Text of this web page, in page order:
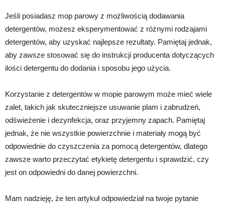
Jeśli posiadasz mop parowy z możliwością dodawania
detergentów, możesz eksperymentować z różnymi rodzajami
detergentów, aby uzyskać najlepsze rezultaty. Pamiętaj jednak,
aby zawsze stosować się do instrukcji producenta dotyczących
ilości detergentu do dodania i sposobu jego użycia.
Korzystanie z detergentów w mopie parowym może mieć wiele
zalet, takich jak skuteczniejsze usuwanie plam i zabrudzeń,
odświeżenie i dezynfekcja, oraz przyjemny zapach. Pamiętaj
jednak, że nie wszystkie powierzchnie i materiały mogą być
odpowiednie do czyszczenia za pomocą detergentów, dlatego
zawsze warto przeczytać etykietę detergentu i sprawdzić, czy
jest on odpowiedni do danej powierzchni.
Mam nadzieję, że ten artykuł odpowiedział na twoje pytanie